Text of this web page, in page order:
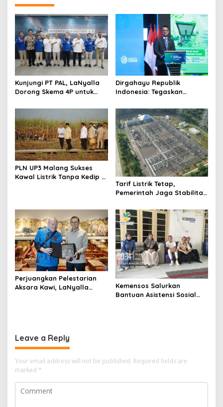
a
v
i
g
a
t
i
o
n
Kunjungi PT PAL, LaNyalla
Dorong Skema 4P untuk
Nasional
Dirgahayu Republik
Indonesia: Tegaskan
Ekosistem Hidrogen
Nasional
PLN UP3 Malang Sukses
Kawal Listrik Tanpa Kedip di
Tarif Listrik Tetap,
Pemerintah Jaga Stabilitas
Perjuangkan Pelestarian
Aksara Kawi, LaNyalla
Kemensos Salurkan
Bantuan Asistensi Sosial
Leave a Reply
Your email address will not be published. Required fields are
marked *